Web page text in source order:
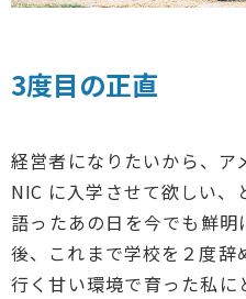
3度目の正直
経営者になりたいから、ア
NIC に入学させて欲しい、
語ったあの日を今でも鮮
後、これまで学校を２度辞
行く甘い環境で育った私に